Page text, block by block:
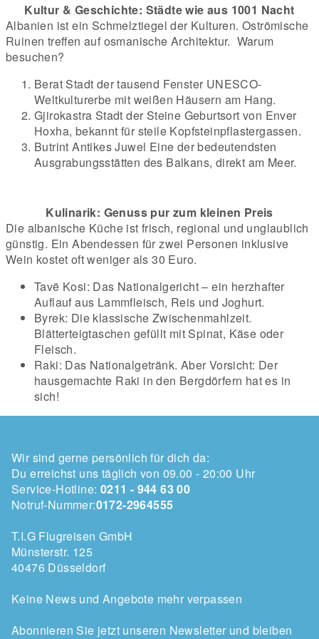
Kultur & Geschichte: Städte wie aus 1001 Nacht
Albanien ist ein Schmelztiegel der Kulturen. Oströmische
Ruinen treffen auf osmanische Architektur. Warum
besuchen?
Berat Stadt der tausend Fenster UNESCO-
Weltkulturerbe mit weißen Häusern am Hang.
Gjirokastra Stadt der Steine Geburtsort von Enver
Hoxha, bekannt für steile Kopfsteinpflastergassen.
Butrint Antikes Juwel Eine der bedeutendsten
Ausgrabungsstätten des Balkans, direkt am Meer.
Kulinarik: Genuss pur zum kleinen Preis
Die albanische Küche ist frisch, regional und unglaublich
günstig. Ein Abendessen für zwei Personen inklusive
Wein kostet oft weniger als 30 Euro.
Tavë Kosi: Das Nationalgericht – ein herzhafter
Auflauf aus Lammfleisch, Reis und Joghurt.
Byrek: Die klassische Zwischenmahlzeit.
Blätterteigtaschen gefüllt mit Spinat, Käse oder
Fleisch.
Raki: Das Nationalgetränk. Aber Vorsicht: Der
hausgemachte Raki in den Bergdörfern hat es in
sich!
Wir sind gerne persönlich für dich da:
Du erreichst uns täglich von 09.00 - 20:00 Uhr
Service-Hotline: 0211 - 944 63 00
Notruf-Nummer:0172-2964555
T.I.G Flugreisen GmbH
Münsterstr. 125
40476 Düsseldorf
Keine News und Angebote mehr verpassen
Abonnieren Sie jetzt unseren Newsletter und bleiben